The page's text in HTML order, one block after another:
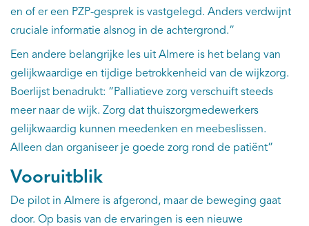
en of er een PZP-gesprek is vastgelegd. Anders verdwijnt
cruciale informatie alsnog in de achtergrond.”
Een andere belangrijke les uit Almere is het belang van
gelijkwaardige en tijdige betrokkenheid van de wijkzorg.
Boerlijst benadrukt: “Palliatieve zorg verschuift steeds
meer naar de wijk. Zorg dat thuiszorgmedewerkers
gelijkwaardig kunnen meedenken en meebeslissen.
Alleen dan organiseer je goede zorg rond de patiënt”
Vooruitblik
De pilot in Almere is afgerond, maar de beweging gaat
door. Op basis van de ervaringen is een nieuwe